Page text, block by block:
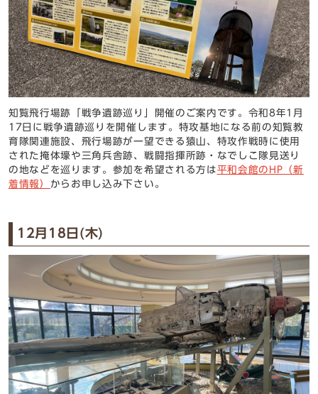
知覧飛行場跡「戦争遺跡巡り」開催のご案内です。令和8年1月
17日に戦争遺跡巡りを開催します。特攻基地になる前の知覧教
育隊関連施設、飛行場跡が一望できる猿山、特攻作戦時に使用
された掩体壕や三角兵舎跡、戦闘指揮所跡・なでしこ隊見送り
の地などを巡ります。参加を希望される方は平和会館のHP（新
着情報） からお申し込み下さい。
12月18日(木)